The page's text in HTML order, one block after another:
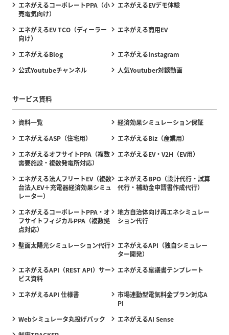
エネがえるコーポレートPPA（小
売電気向け）
エネがえるEVデモ体験
エネがえるEV TCO（ディーラー
向け）
エネがえる商用EV
エネがえるBlog
エネがえるInstagram
公式Youtubeチャンネル
人気Youtuber対談動画
サービス資料
資料一覧
経済効果シミュレーション保証
エネがえるASP（住宅用）
エネがえるBiz（産業用）
エネがえるオフサイトPPA（複数
需要施設・複数発電所対応）
エネがえるEV・V2H（EV用）
エネがえる法人フリートEV（複数
台法人EV＋充電器経済効果シミュ
レーター）
エネがえるBPO（設計代行・試算
代行・補助金申請書作成代行）
エネがえるコーポレートPPA・オ
フサイトフィジカルPPA（複数拠
点対応）
地方自治体向け再エネシミュレー
ション代行
壁面太陽光シミュレーション代行
エネがえるAPI（独自シミュレー
ター開発）
エネがえるAPI（REST API）サー
ビス資料
エネがえる稟議書テンプレート
エネがえるAPI 仕様書
市場連動型電気料金プラン対応A
PI
Webシミュレータ丸投げパック
エネがえるAI Sense